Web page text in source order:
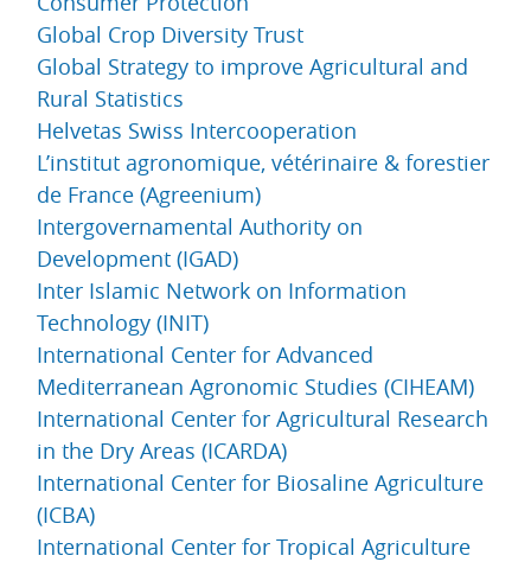
Global Crop Diversity Trust
Global Strategy to improve Agricultural and
Rural Statistics
Helvetas Swiss Intercooperation
L’institut agronomique, vétérinaire & forestier
de France (Agreenium)
Intergovernamental Authority on
Development (IGAD)
Inter Islamic Network on Information
Technology (INIT)
International Center for Advanced
Mediterranean Agronomic Studies (CIHEAM)
International Center for Agricultural Research
in the Dry Areas (ICARDA)
International Center for Biosaline Agriculture
(ICBA)
International Center for Tropical Agriculture